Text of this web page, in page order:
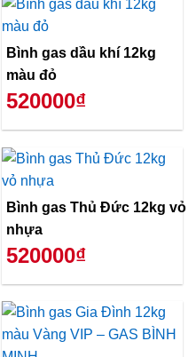
Bình gas dầu khí 12kg
màu đỏ
520000₫
Bình gas Thủ Đức 12kg vỏ
nhựa
520000₫